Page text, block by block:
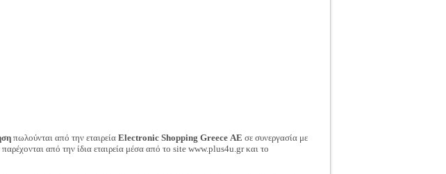
πωλούνται από την εταιρεία Electronic Shopping Greece ΑΕ σε συνεργασία με
από την ίδια εταιρεία μέσα από το site www.plus4u.gr και το